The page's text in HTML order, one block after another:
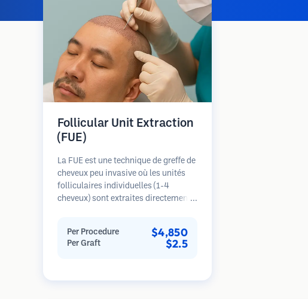
Follicular Unit Extraction
(FUE)
La FUE est une technique de greffe de
cheveux peu invasive où les unités
folliculaires individuelles (1-4
cheveux) sont extraites directement
follicules sont ensuite implantés
dans les sites receveurs des zones
Per Procedure $4,850
Per Graft $2.5